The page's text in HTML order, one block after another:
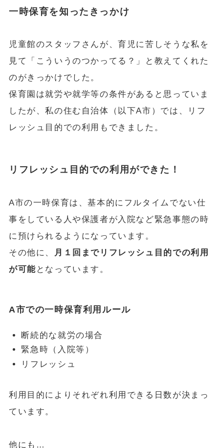
一時保育を知ったきっかけ
児童館のスタッフさんが、育児に苦しそうな私を
見て「こういうのつかってる？」と教えてくれた
のがきっかけでした。
保育園は就労や就学等の条件があると思っていま
したが、私の住む自治体（以下A市）では、リフ
レッシュ目的での利用もできました。
リフレッシュ目的での利用ができた！
A市の一時保育は、基本的にフルタイムでない仕
事をしている人や保護者が入院など緊急事態の時
に預けられるようになっています。
その他に、
月１回までリフレッシュ目的での利用
が可能 となっています。
A市での一時保育利用ルール
断続的な就労の場合
緊急時（入院等）
リフレッシュ
利用目的によりそれぞれ利用できる日数が決まっ
ています。
他にも…